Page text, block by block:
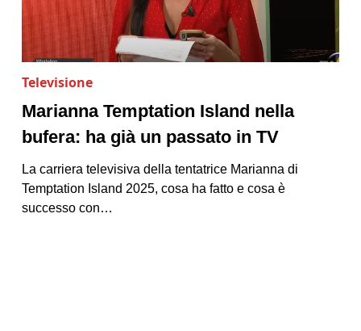
Televisione
Marianna Temptation Island nella
bufera: ha già un passato in TV
La carriera televisiva della tentatrice Marianna di
Temptation Island 2025, cosa ha fatto e cosa è
successo con…